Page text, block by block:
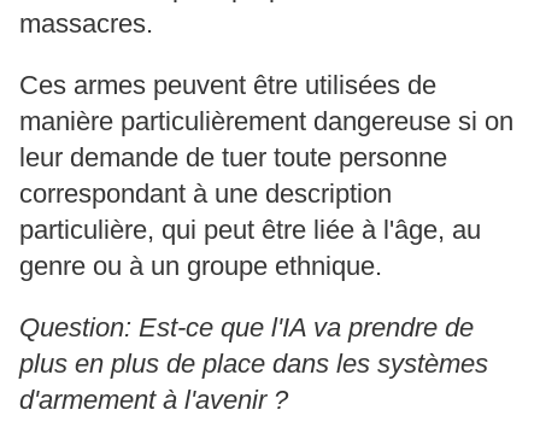
massacres.
Ces armes peuvent être utilisées de
manière particulièrement dangereuse si on
leur demande de tuer toute personne
correspondant à une description
particulière, qui peut être liée à l'âge, au
genre ou à un groupe ethnique.
Question: Est-ce que l'IA va prendre de
plus en plus de place dans les systèmes
d'armement à l'avenir ?